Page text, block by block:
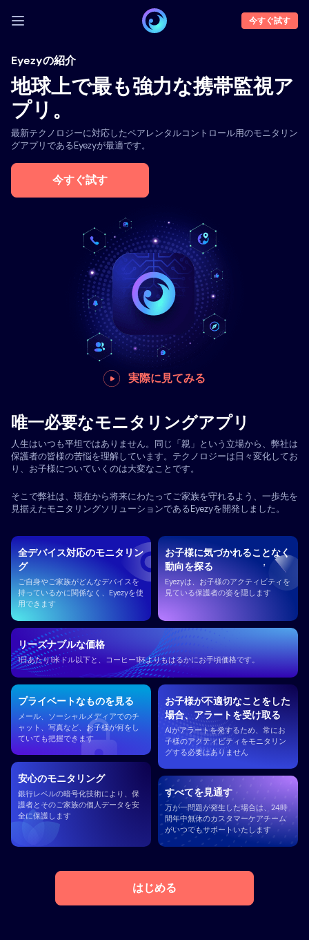
ログイン
デモ
機能
企業概要
ブログ
今すぐ試す
Eyezyの紹介
地球上で最も強力な携帯監視ア
プリ。
最新テクノロジーに対応したペアレンタルコントロール用のモニタリン
グアプリであるEyezyが最適です。
今すぐ試す
実際に見てみる
唯一必要なモニタリングアプリ
人生はいつも平坦ではありません。同じ「親」という立場から、弊社は
保護者の皆様の苦悩を理解しています。テクノロジーは日々変化してお
り、お子様についていくのは大変なことです。
そこで弊社は、現在から将来にわたってご家族を守れるよう、一歩先を
見据えたモニタリングソリューションであるEyezyを開発しました。
全デバイス対応のモニタリン
グ
ご自身やご家族がどんなデバイスを
持っているかに関係なく、Eyezyを使
用できます
お子様に気づかれることなく
動向を探る
Eyezyは、お子様のアクティビティを
見ている保護者の姿を隠します
安心のモニタリング
銀行レベルの暗号化技術により、保
護者とそのご家族の個人データを安
全に保護します
プライベートなものを見る
メール、ソーシャルメディアでのチ
ャット、写真など、お子様が何をし
ていても把握できます
リーズナブルな価格
1日あたり1米ドル以下と、コーヒー1杯よりもはるかにお手頃価格です。
お子様が不適切なことをした
場合、アラートを受け取る
AIがアラートを発するため、常にお
子様のアクティビティをモニタリン
グする必要はありません
すべてを見通す
万が一問題が発生した場合は、24時
間年中無休のカスタマーケアチーム
がいつでもサポートいたします
はじめる